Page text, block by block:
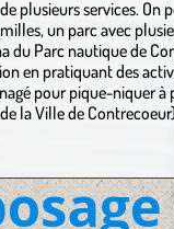
plusieurs services. On
un parc avec
du Parc nautique de
en pratiquant des
pour pique-niquer
la Ville de Contrecoeur)